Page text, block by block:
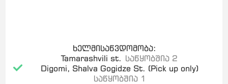
ხელმისაწვდომობა:
Tamarashvili st. საწყობშია 2
Digomi, Shalva Gogidze St. (Pick up only)
საწყობშია 1